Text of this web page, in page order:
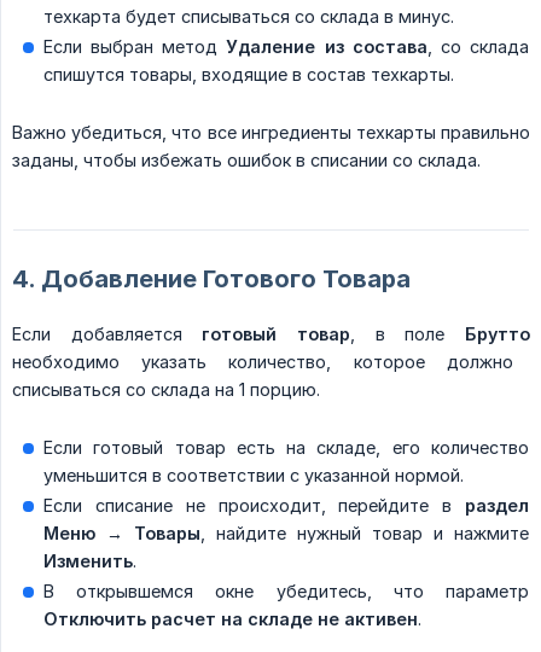
техкарта будет списываться со склада в минус.
Если выбран методУдаление из состава , со склада
спишутся товары, входящие в состав техкарты.
Важно убедиться, что все ингредиенты техкарты правильно
заданы, чтобы избежать ошибок в списании со склада.
4. Добавление Готового Товара
Если добавляется готовый товар , в поле Брутто
необходимо указать количество, которое должно
списываться со склада на 1 порцию.
Если готовый товар есть на складе, его количество
уменьшится в соответствии с указанной нормой.
Если списание не происходит, перейдите в раздел
Меню → Товары , найдите нужный товар и нажмите
Изменить.
В открывшемся окне убедитесь, что параметр
Отключить расчет на складе не активен.